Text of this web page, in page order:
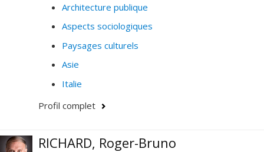
Architecture publique
Aspects sociologiques
Paysages culturels
Asie
Italie
Profil complet
RICHARD, Roger-Bruno